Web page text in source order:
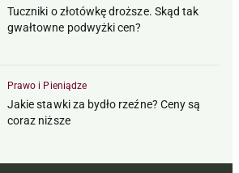
Tuczniki o złotówkę droższe. Skąd tak
gwałtowne podwyżki cen?
Prawo i Pieniądze
Jakie stawki za bydło rzeźne? Ceny są
coraz niższe